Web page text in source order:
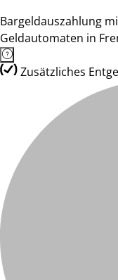
Bargeldauszahlung
Geldautomaten in
Zusätzliches